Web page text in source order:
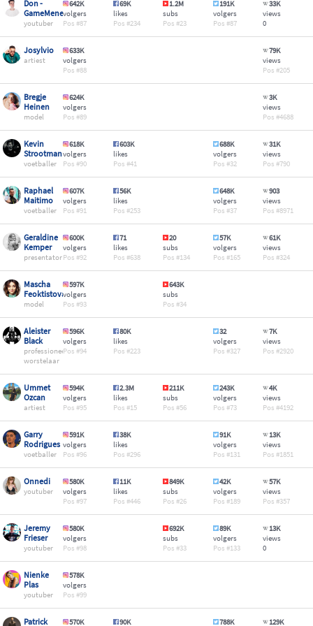
Don -
GameMeneer
youtuber
642K
volgers
87
69K
likes
234
1.2M
subs
23
191K
volgers
87
33K
views
0
Josylvio
artiest
633K
volgers
88
79K
views
205
Bregje
Heinen
model
624K
volgers
89
3K
views
4688
Kevin
Strootman
voetballer
618K
volgers
90
603K
likes
41
688K
volgers
32
31K
views
790
Raphael
Maitimo
voetballer
607K
volgers
91
56K
likes
253
648K
volgers
37
903
views
8971
Geraldine
Kemper
presentator
600K
volgers
92
71
likes
638
20
subs
134
57K
volgers
165
61K
views
324
Mascha
Feoktistova
model
597K
volgers
93
643K
subs
34
Aleister
Black
professioneel
worstelaar
596K
volgers
94
80K
likes
223
32
volgers
327
7K
views
2920
Ummet
Ozcan
artiest
594K
volgers
95
2.3M
likes
15
211K
subs
56
243K
volgers
73
4K
views
4192
Garry
Rodrigues
voetballer
591K
volgers
96
38K
likes
296
91K
volgers
131
13K
views
1851
Onnedi
youtuber
580K
volgers
97
11K
likes
446
849K
subs
26
42K
volgers
189
57K
views
357
Jeremy
Frieser
youtuber
580K
volgers
98
692K
subs
33
89K
volgers
133
13K
views
0
Nienke
Plas
youtuber
578K
volgers
99
Patrick 570K 90K 788K 129K